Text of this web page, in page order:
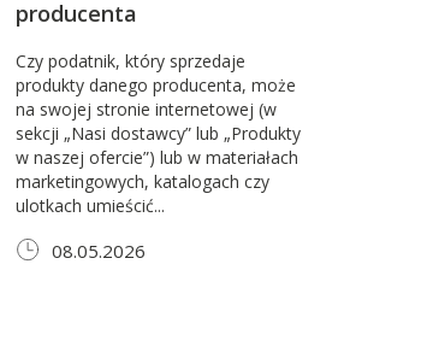
producenta
Czy podatnik, który sprzedaje
produkty danego producenta, może
na swojej stronie internetowej (w
sekcji „Nasi dostawcy” lub „Produkty
w naszej ofercie”) lub w materiałach
marketingowych, katalogach czy
ulotkach umieścić...
08.05.2026